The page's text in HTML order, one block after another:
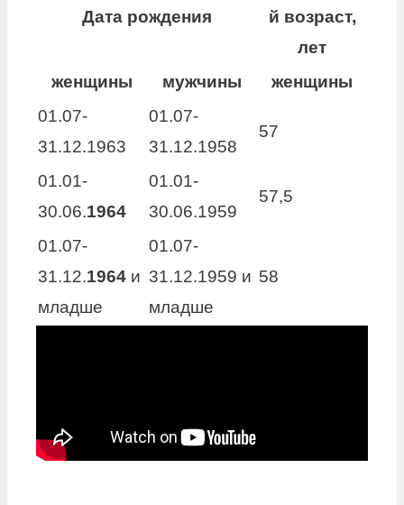
Дата рождения
й возраст,
лет
женщины
мужчины
женщины
01.07-
31.12.1963
01.07-
31.12.1958
57
01.01-
30.06.1964
01.01-
30.06.1959
57,5
01.07-
31.12.1964 и
младше
01.07-
31.12.1959 и
младше
58